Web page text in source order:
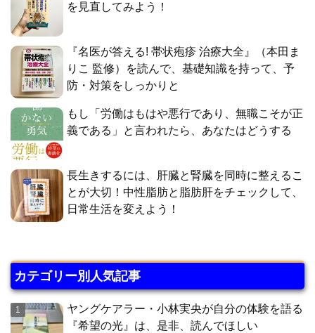
を見直してみよう！
『名医が答える! 帯状疱疹 治療大全』（本田ま
りこ 監修）を読んで、基礎知識を持って、予
防・対策をしっかりと
もし「労働はもはや悪行であり、無職こそが正
義である」と言われたら、あなたはどうする
長生きするには、肝臓と腎臓を同時に整えるこ
とが大切！中性脂肪と脂肪肝をチェックして、
日常生活を変えよう！
カテゴリー別人気記事
ヤングケアラー・小林実央が自分の体験を語る
『希望の光』は、是非、読んでほしい